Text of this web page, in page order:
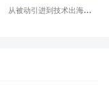
从被动引进到技术出海：激